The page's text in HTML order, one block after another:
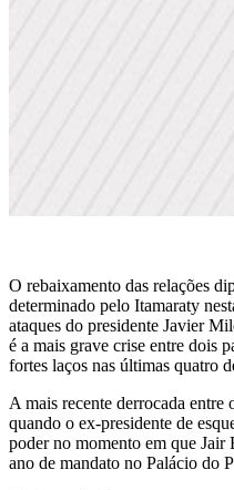
Foto:
O rebaixamento das relações
determinado pelo Itamaraty
ataques do presidente Javier
é a mais grave crise entre dois
fortes laços nas últimas quatro
A mais recente derrocada
quando o ex-presidente de
poder no momento em que
ano de mandato no Palácio do